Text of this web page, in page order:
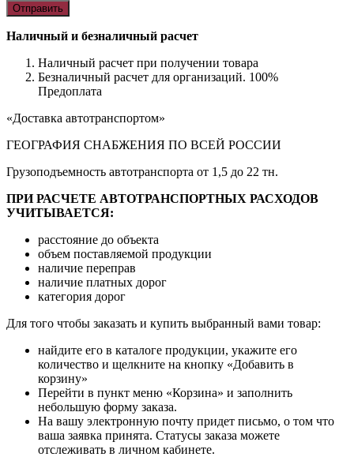
Наличный и безналичный расчет
Наличный расчет при получении товара
Безналичный расчет для организаций. 100%
Предоплата
«Доставка автотранспортом»
ГЕОГРАФИЯ СНАБЖЕНИЯ ПО ВСЕЙ РОССИИ
Грузоподъемность автотранспорта от 1,5 до 22 тн.
ПРИ РАСЧЕТЕ АВТОТРАНСПОРТНЫХ РАСХОДОВ
УЧИТЫВАЕТСЯ:
расстояние до объекта
объем поставляемой продукции
наличие переправ
наличие платных дорог
категория дорог
Для того чтобы заказать и купить выбранный вами товар:
найдите его в каталоге продукции, укажите его
количество и щелкните на кнопку «Добавить в
корзину»
Перейти в пункт меню «Корзина» и заполнить
небольшую форму заказа.
На вашу электронную почту придет письмо, о том что
ваша заявка принята. Статусы заказа можете
отслеживать в личном кабинете.